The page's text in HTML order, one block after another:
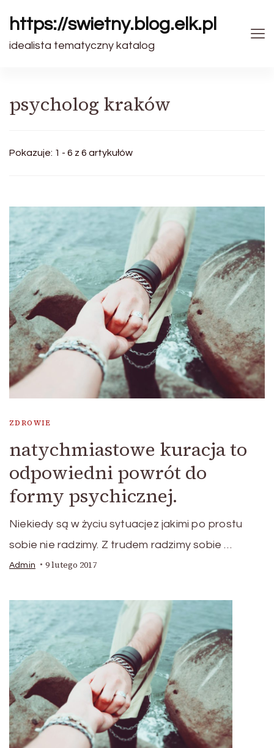
https://swietny.blog.elk.pl
idealista tematyczny katalog
psycholog kraków
Pokazuje: 1 - 6 z 6 artykułów
ZDROWIE
natychmiastowe kuracja to
odpowiedni powrót do
formy psychicznej.
Niekiedy są w życiu sytuacjez jakimi po prostu
sobie nie radzimy. Z trudem radzimy sobie …
Admin 9 lutego 2017